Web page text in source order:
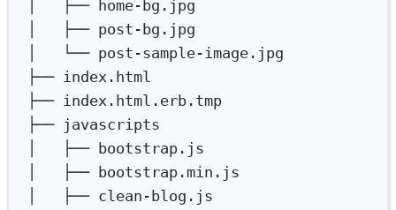
├──
home-bg.jpg
├── post-bg.jpg
└── post-sample-image.jpg
├── index.html
├── index.html.erb.tmp
├── javascripts
├──
bootstrap.js
├──
bootstrap.min.js
├── clean-blog.js